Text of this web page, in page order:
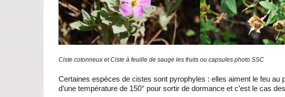
Ciste cotonneux et Ciste à feuille de sauge les fruits ou capsules photo SSC
Certaines espèces de cistes sont pyrophyles : elles aiment le feu au
d’une température de 150° pour sortir de dormance et c’est le cas